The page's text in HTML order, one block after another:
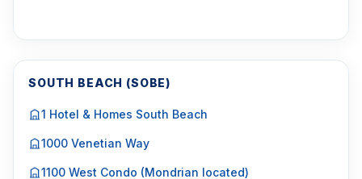
SOUTH BEACH (SOBE)
1 Hotel & Homes South Beach
1000 Venetian Way
1100 West Condo (Mondrian located)